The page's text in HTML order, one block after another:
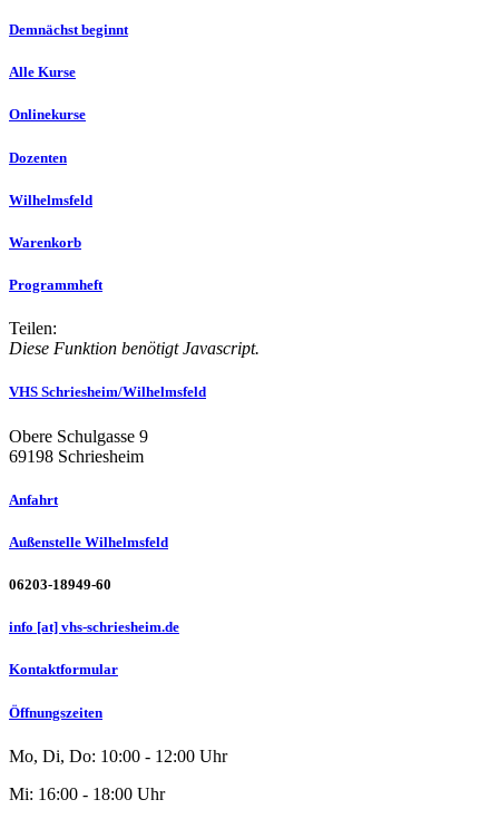
Demnächst beginnt
Alle Kurse
Onlinekurse
Dozenten
Wilhelmsfeld
Warenkorb
Programmheft
Teilen:
Diese Funktion benötigt Javascript.
VHS Schriesheim/Wilhelmsfeld
Obere Schulgasse 9
69198 Schriesheim
Anfahrt
Außenstelle Wilhelmsfeld
06203-18949-60
info [at] vhs-schriesheim.de
Kontaktformular
Öffnungszeiten
Mo, Di, Do: 10:00 - 12:00 Uhr
Mi: 16:00 - 18:00 Uhr